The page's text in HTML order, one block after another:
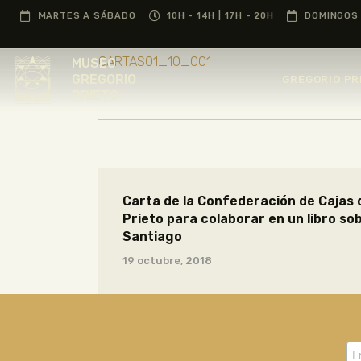
MARTES A SÁBADO 10H - 14H | 17H - 20H
MUSEOCARTAS01_10_001
Carta de la Confederación de Cajas
Prieto para colaborar en un libro
Santiago
19 octubre, 2018